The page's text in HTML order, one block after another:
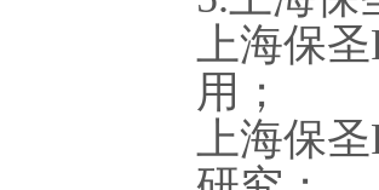
上海保
用；
上海保